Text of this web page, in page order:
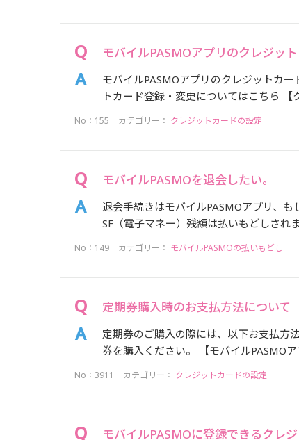
モバイルPASMOアプリのクレジッ
モバイルPASMOアプリのクレジットカ
トカード登録・変更についてはこちら
No：155 カテゴリー： クレジットカードの設定
モバイルPASMOを退会したい。
退会手続きはモバイルPASMOアプリ、
SF（電子マネー）残額は払いもどしされ
No：149 カテゴリー： モバイルPASMOの払いもどし
定期券購入時のお支払方法について
定期券のご購入の際には、以下お支払方
券を購入ください。 【モバイルPASMO
No：3911 カテゴリー： クレジットカードの設定
モバイルPASMOに登録できるクレ